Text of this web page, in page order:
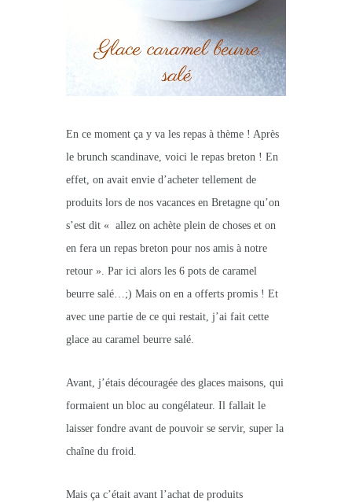
En ce moment ça y va les repas à thème ! Après
le brunch scandinave, voici le repas breton ! En
effet, on avait envie d’acheter tellement de
produits lors de nos vacances en Bretagne qu’on
s’est dit « allez on achète plein de choses et on
en fera un repas breton pour nos amis à notre
retour ». Par ici alors les 6 pots de caramel
beurre salé…;) Mais on en a offerts promis ! Et
avec une partie de ce qui restait, j’ai fait cette
glace au caramel beurre salé.
Avant, j’étais découragée des glaces maisons, qui
formaient un bloc au congélateur. Il fallait le
laisser fondre avant de pouvoir se servir, super la
chaîne du froid.
Mais ça c’était avant l’achat de produits